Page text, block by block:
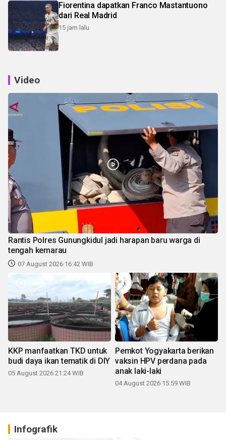
Fiorentina dapatkan Franco Mastantuono
dari Real Madrid
15 jam lalu
Video
Rantis Polres Gunungkidul jadi harapan baru warga di
tengah kemarau
07 August 2026 16:42 WIB
KKP manfaatkan TKD untuk
budi daya ikan tematik di DIY
05 August 2026 21:24 WIB
Pemkot Yogyakarta berikan
vaksin HPV perdana pada
anak laki-laki
04 August 2026 15:59 WIB
Infografik